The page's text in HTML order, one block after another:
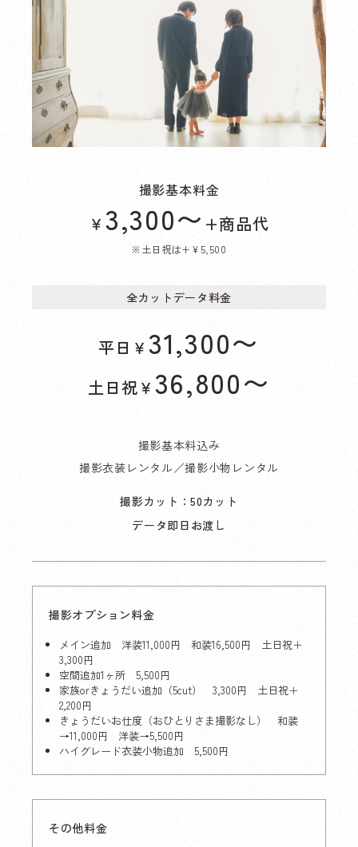
撮影基本料金
￥ 3,300〜 +商品代
※土日祝は+¥5,500
全カットデータ料金
平日 ￥31,300〜
土日祝￥ 36,800〜
撮影基本料込み
撮影衣装レンタル／撮影小物レンタル
撮影カット：50カット
データ即日お渡し
撮影オプション料金
メイン追加 洋装11,000円 和装16,500円 土日祝＋
3,300円
空間追加1ヶ所 5,500円
家族orきょうだい追加（5cut） 3,300円 土日祝＋
2,200円
きょうだいお仕度（おひとりさま撮影なし） 和装
→11,000円 洋装→5,500円
ハイグレード衣装小物追加 5,500円
その他料金